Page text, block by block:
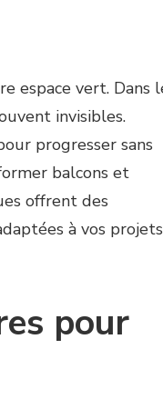
espace vert. Dans
invisibles.
progresser sans
balcons et
offrent des
à vos projets
pour